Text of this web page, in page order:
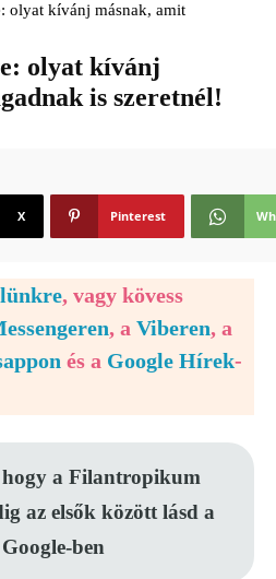
olyat kívánj másnak, amit
olyat kívánj
is szeretnél!
X Pinterest
, vagy kövess
, a Viberen, a
és a Google Hírek-
a Filantropikum
az elsők között lásd a
Google-ben